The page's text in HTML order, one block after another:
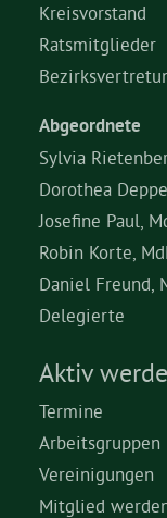
Kreisvorstand
Ratsmitglieder
Abgeordnete
Sylvia
Dorothea
Josefine Paul,
Robin Korte, MdL
Daniel Freund,
Delegierte
Aktiv
Termine
Arbeitsgruppen
Vereinigungen
Mitglied